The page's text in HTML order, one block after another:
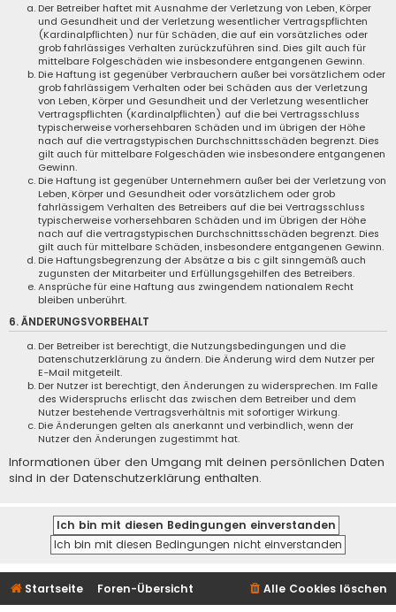
Der Betreiber haftet mit Ausnahme der Verletzung von Leben, Körper
und Gesundheit und der Verletzung wesentlicher Vertragspflichten
(Kardinalpflichten) nur für Schäden, die auf ein vorsätzliches oder
grob fahrlässiges Verhalten zurückzuführen sind. Dies gilt auch für
mittelbare Folgeschäden wie insbesondere entgangenen Gewinn.
Die Haftung ist gegenüber Verbrauchern außer bei vorsätzlichem oder
grob fahrlässigem Verhalten oder bei Schäden aus der Verletzung
von Leben, Körper und Gesundheit und der Verletzung wesentlicher
Vertragspflichten (Kardinalpflichten) auf die bei Vertragsschluss
typischerweise vorhersehbaren Schäden und im übrigen der Höhe
nach auf die vertragstypischen Durchschnittsschäden begrenzt. Dies
gilt auch für mittelbare Folgeschäden wie insbesondere entgangenen
Gewinn.
Die Haftung ist gegenüber Unternehmern außer bei der Verletzung von
Leben, Körper und Gesundheit oder vorsätzlichem oder grob
fahrlässigem Verhalten des Betreibers auf die bei Vertragsschluss
typischerweise vorhersehbaren Schäden und im Übrigen der Höhe
nach auf die vertragstypischen Durchschnittsschäden begrenzt. Dies
gilt auch für mittelbare Schäden, insbesondere entgangenen Gewinn.
Die Haftungsbegrenzung der Absätze a bis c gilt sinngemäß auch
zugunsten der Mitarbeiter und Erfüllungsgehilfen des Betreibers.
Ansprüche für eine Haftung aus zwingendem nationalem Recht
bleiben unberührt.
6. ÄNDERUNGSVORBEHALT
Der Betreiber ist berechtigt, die Nutzungsbedingungen und die
Datenschutzerklärung zu ändern. Die Änderung wird dem Nutzer per
E-Mail mitgeteilt.
Der Nutzer ist berechtigt, den Änderungen zu widersprechen. Im Falle
des Widerspruchs erlischt das zwischen dem Betreiber und dem
Nutzer bestehende Vertragsverhältnis mit sofortiger Wirkung.
Die Änderungen gelten als anerkannt und verbindlich, wenn der
Nutzer den Änderungen zugestimmt hat.
Informationen über den Umgang mit deinen persönlichen Daten
sind in der Datenschutzerklärung enthalten.
Startseite Foren-Übersicht Alle Cookies löschen